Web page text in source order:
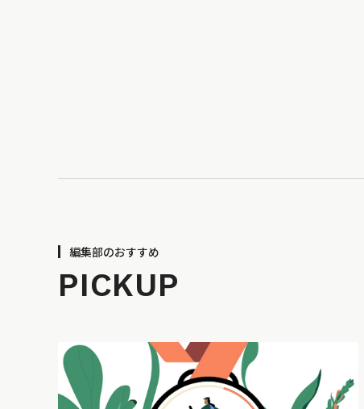
編集部のおすすめ
PICKUP